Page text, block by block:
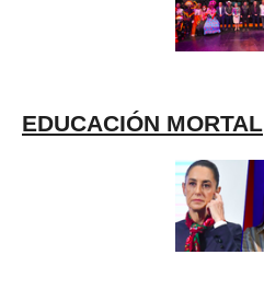
EDUCACIÓN MORTAL